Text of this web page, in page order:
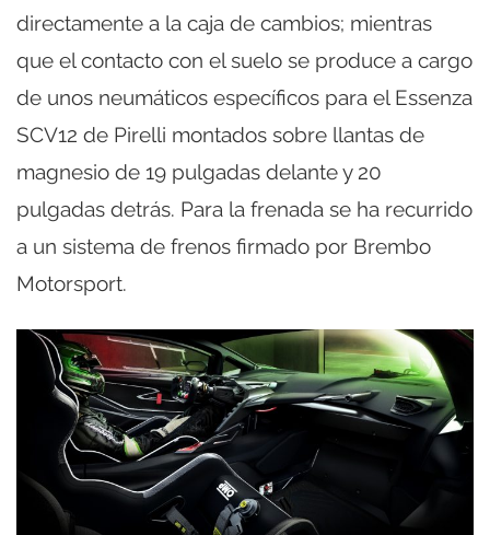
directamente a la caja de cambios; mientras
que el contacto con el suelo se produce a cargo
de unos neumáticos específicos para el Essenza
SCV12 de Pirelli montados sobre llantas de
magnesio de 19 pulgadas delante y 20
pulgadas detrás. Para la frenada se ha recurrido
a un sistema de frenos firmado por Brembo
Motorsport.